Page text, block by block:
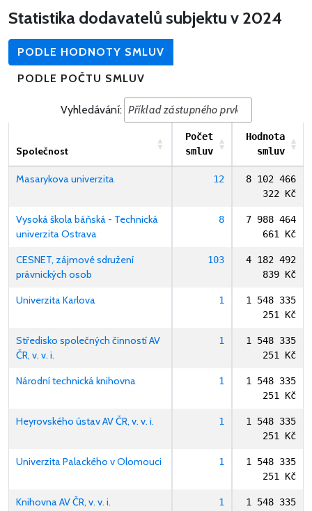
Statistika dodavatelů subjektu v 2024
PODLE HODNOTY SMLUV
PODLE POČTU SMLUV
Vyhledávání:
Společnost
Počet
smluv
Hodnota
smluv
Masarykova univerzita 12
8 102 466
322 Kč
Vysoká škola báňská - Technická
univerzita Ostrava
8
7 988 464
661 Kč
CESNET, zájmové sdružení
právnických osob
103
4 182 492
839 Kč
Univerzita Karlova 1
1 548 335
251 Kč
Středisko společných činností AV
ČR, v. v. i.
1
1 548 335
251 Kč
Národní technická knihovna 1
1 548 335
251 Kč
Heyrovského ústav AV ČR, v. v. i. 1
1 548 335
251 Kč
Univerzita Palackého v Olomouci 1
1 548 335
251 Kč
Knihovna AV ČR, v. v. i. 1
1 548 335